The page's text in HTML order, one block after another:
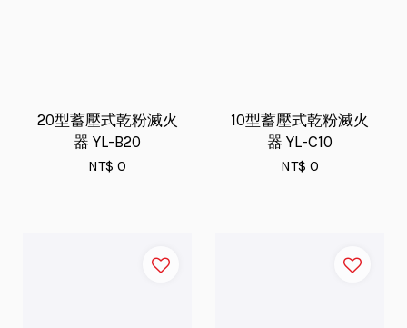
20型蓄壓式乾粉滅火
器 YL-B20
NT$ 0
10型蓄壓式乾粉滅火
器 YL-C10
NT$ 0